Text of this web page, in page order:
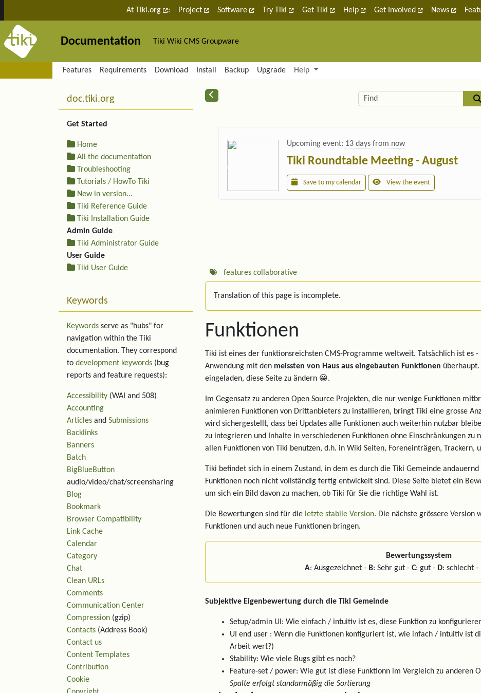
Site identity, navigation, etc.
At Tiki.org : Project Software Try Tiki Get Tiki Help Get Involved News
Documentation Tiki Wiki CMS Groupware
Navigation and related functionality and content
Features Requirements Download Install Backup Upgrade Help
Related content Find
Upcoming event: 13 days from now
Tiki Roundtable Meeting - August
Save to my calendar View the event
features collaborative
Translation of this page is incomplete.
Funktionen
Tiki ist eines der funktionsreichsten CMS-Programme weltweit. Tatsächlich ist es
Anwendung mit den meissten von Haus aus eingebauten Funktionen
eingeladen, diese Seite zu ändern 😀.
Im Gegensatz zu anderen Open Source Projekten, die nur wenige Funktionen
animieren Funktionen von Drittanbieters zu installieren, bringt Tiki eine grosse
wird sichergestellt, dass bei Updates alle Funktionen auch weiterhin nutzbar
zu integrieren und Inhalte in verschiedenen Funktionen ohne Einschränkungen zu
allen Funktionen von Tiki benutzen, d.h. in Wiki Seiten, Foreneinträgen, Trackern,
Tiki befindet sich in einem Zustand, in dem es durch die Tiki Gemeinde
Funktionen noch nicht vollständig fertig entwickelt sind. Diese Seite bietet ein
um sich ein Bild davon zu machen, ob Tiki für Sie die richtige Wahl ist.
Die Bewertungen sind für die letzte stabile Version. Die nächste grössere Version
Funktionen und auch neue Funktionen bringen.
Bewertungssystem
A: Ausgezeichnet - B: Sehr gut - C: gut - D: schlecht -
Subjektive Eigenbewertung durch die Tiki Gemeinde
Setup/admin UI: Wie einfach / intuitiv ist es, diese Funktion zu
UI end user : Wenn die Funktionen konfiguriert ist, wie infach / intuitiv ist
Arbeit wert?)
Stability: Wie viele Bugs gibt es noch?
Feature-set / power: Wie gut ist diese Funktionn im Vergleich zu anderen
Spalte erfolgt standarmäßig die Sortierung
More content and functionality (left side)
doc.tiki.org
Get Started
Home
All the documentation
Troubleshooting
Tutorials / HowTo Tiki
New in version...
Tiki Reference Guide
Tiki Installation Guide
Admin Guide
Tiki Administrator Guide
User Guide
Tiki User Guide
Keywords
Keywords serve as "hubs" for
navigation within the Tiki
documentation. They correspond
to development keywords (bug
reports and feature requests):
Accessibility (WAI and 508)
Accounting
Articles and Submissions
Backlinks
Banners
Batch
BigBlueButton
audio/video/chat/screensharing
Blog
Bookmark
Browser Compatibility
Link Cache
Calendar
Category
Chat
Clean URLs
Comments
Communication Center
Compression (gzip)
Contacts (Address Book)
Contact us
Content Templates
Contribution
Cookie